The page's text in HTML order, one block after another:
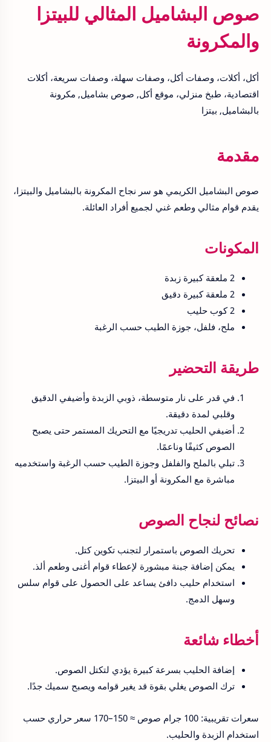
صوص البشاميل المثالي للبيتزا
والمكرونة
أكل، أكلات، وصفات أكل، وصفات سهلة، وصفات سريعة، أكلات
اقتصادية، طبخ منزلي، موقع أكل, صوص بشاميل, مكرونة
بالبشاميل, بيتزا
مقدمة
صوص البشاميل الكريمي هو سر نجاح المكرونة بالبشاميل والبيتزا،
يقدم قوام مثالي وطعم غني لجميع أفراد العائلة.
المكونات
2 ملعقة كبيرة زبدة
2 ملعقة كبيرة دقيق
2 كوب حليب
ملح، فلفل، جوزة الطيب حسب الرغبة
طريقة التحضير
في قدر على نار متوسطة، ذوبي الزبدة وأضيفي الدقيق
وقلبي لمدة دقيقة.
أضيفي الحليب تدريجيًا مع التحريك المستمر حتى يصبح
الصوص كثيفًا وناعمًا.
تبلي بالملح والفلفل وجوزة الطيب حسب الرغبة واستخدميه
مباشرة مع المكرونة أو البيتزا.
نصائح لنجاح الصوص
تحريك الصوص باستمرار لتجنب تكوين كتل.
يمكن إضافة جبنة مبشورة لإعطاء قوام أغنى وطعم ألذ.
استخدام حليب دافئ يساعد على الحصول على قوام سلس
وسهل الدمج.
أخطاء شائعة
إضافة الحليب بسرعة كبيرة يؤدي لتكتل الصوص.
ترك الصوص يغلي بقوة قد يغير قوامه ويصبح سميك جدًا.
سعرات تقريبية: 100 جرام صوص ≈ 150–170 سعر حراري حسب
استخدام الزبدة والحليب.